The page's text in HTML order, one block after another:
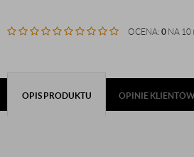
OCENA: 0 NA 10
OPIS PRODUKTU OPINIE